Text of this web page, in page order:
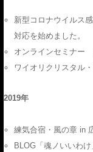
新型コロナウイルス
対応を始めました。
オンラインセミナー
ワイオリクリスタル
2019年
練気合宿・風の章 in
BLOG「魂ノいいわ